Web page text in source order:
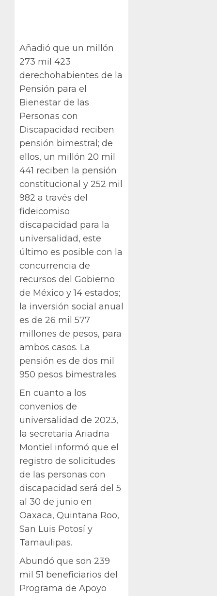
Añadió que un millón
273 mil 423
derechohabientes de la
Pensión para el
Bienestar de las
Personas con
Discapacidad reciben
pensión bimestral; de
ellos, un millón 20 mil
441 reciben la pensión
constitucional y 252 mil
982 a través del
fideicomiso
discapacidad para la
universalidad, este
último es posible con la
concurrencia de
recursos del Gobierno
de México y 14 estados;
la inversión social anual
es de 26 mil 577
millones de pesos, para
ambos casos. La
pensión es de dos mil
950 pesos bimestrales.
En cuanto a los
convenios de
universalidad de 2023,
la secretaria Ariadna
Montiel informó que el
registro de solicitudes
de las personas con
discapacidad será del 5
al 30 de junio en
Oaxaca, Quintana Roo,
San Luis Potosí y
Tamaulipas.
Abundó que son 239
mil 51 beneficiarios del
Programa de Apoyo